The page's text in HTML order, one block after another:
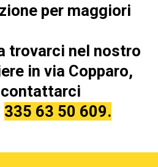
per maggiori
trovarci nel nostro
in via Copparo,
335 63 50 609.